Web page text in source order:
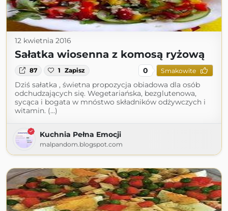
12 kwietnia 2016
Sałatka wiosenna z komosą ryżową
87 1 Zapisz 0 Smakowite
Dziś sałatka , świetna propozycja obiadowa dla osób
odchudzających się. Wegetariańska, bezglutenowa,
sycąca i bogata w mnóstwo składników odżywczych i
witamin. (...)
Kuchnia Pełna Emocji
malpandom.blogspot.com